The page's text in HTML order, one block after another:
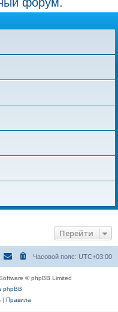
Перейти
Часовой пояс: UTC+03:00
© phpBB Limited
phpBB
| Правила